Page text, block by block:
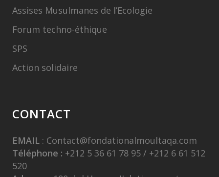
Assises Musulmanes de l’Ecologie
Forum techno-éthique
SPS
Action solidaire
CONTACT
EMAIL : Contact@fondationalmoultaqa.com
Téléphone : +212 5 36 61 78 95 / +212 6 61 512
520